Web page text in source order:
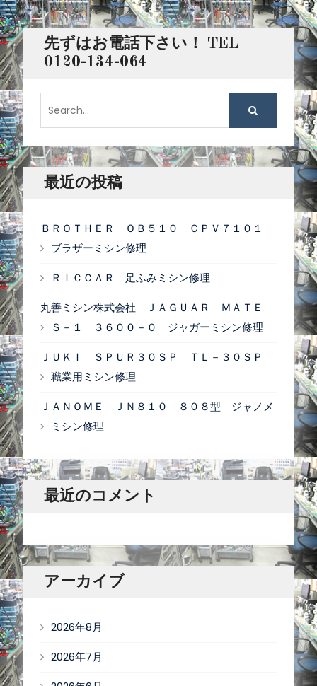
稿
ナ
ビ
ゲ
ー
シ
ョ
ン
先ずはお電話下さい！ TEL
0120-134-064
a
r
最近の投稿
ＢＲＯＴＨＥＲ ＯＢ５１０ ＣＰＶ７１０１
ブラザーミシン修理
ＲＩＣＣＡＲ 足ふみミシン修理
丸善ミシン株式会社 ＪＡＧＵＡＲ ＭＡＴＥ
Ｓ－１ ３６００－０ ジャガーミシン修理
ＪＵＫＩ ＳＰＵＲ３０ＳＰ ＴＬ－３０ＳＰ
職業用ミシン修理
ＪＡＮＯＭＥ ＪＮ８１０ ８０８型 ジャノメ
ミシン修理
最近のコメント
アーカイブ
2026年8月
2026年7月